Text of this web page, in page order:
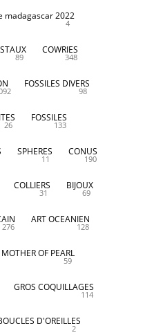
madagascar 2022
4
89
COWRIES
348
FOSSILES DIVERS
98
26
FOSSILES
133
SPHERES
11
CONUS
190
COLLIERS
31
BIJOUX
69
276
ART OCEANIEN
128
OF PEARL
59
GROS COQUILLAGES
114
D'OREILLES
2